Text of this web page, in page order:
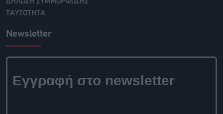
ΤΑΥΤΟΤΗΤΑ
Newsletter
Εγγραφή στο newsletter